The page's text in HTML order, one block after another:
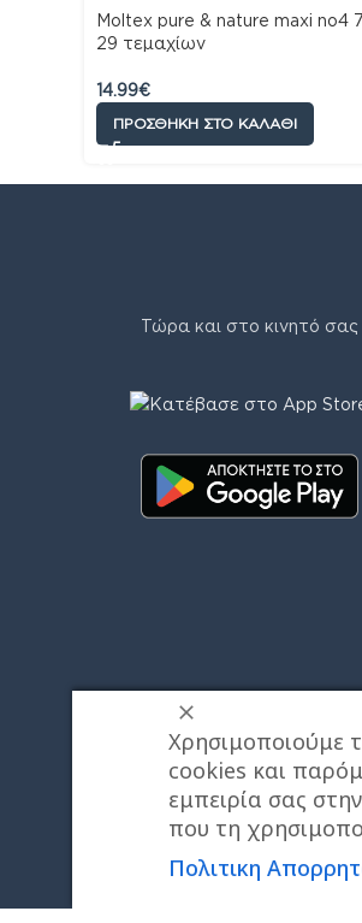
Moltex pure & nature maxi no4
29 τεμαχίων
14.99€
ΠΡΟΣΘΉΚΗ ΣΤΟ ΚΑΛΆΘΙ
Τώρα και στο κινητό σας
Χρησιμοποιούμε
cookies και
εμπειρία σας
που τη
Πολιτικη